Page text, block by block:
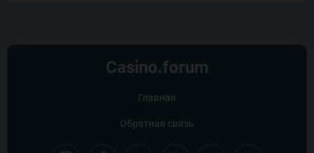
Casino.forum
Главная
Обратная связь